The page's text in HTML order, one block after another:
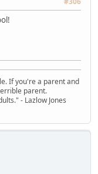
If you're a parent and
parent.
- Lazlow Jones